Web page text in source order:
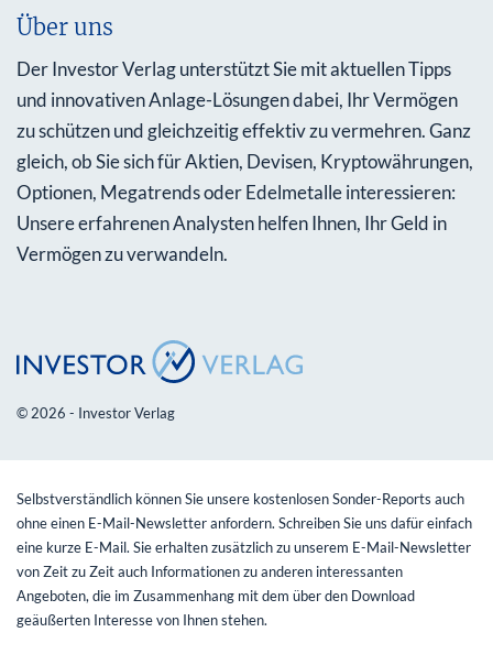
Über uns
Der Investor Verlag unterstützt Sie mit aktuellen Tipps
und innovativen Anlage-Lösungen dabei, Ihr Vermögen
zu schützen und gleichzeitig effektiv zu vermehren. Ganz
gleich, ob Sie sich für Aktien, Devisen, Kryptowährungen,
Optionen, Megatrends oder Edelmetalle interessieren:
Unsere erfahrenen Analysten helfen Ihnen, Ihr Geld in
Vermögen zu verwandeln.
© 2026 - Investor Verlag
Selbstverständlich können Sie unsere kostenlosen Sonder-Reports auch
ohne einen E-Mail-Newsletter anfordern. Schreiben Sie uns dafür einfach
eine kurze E-Mail. Sie erhalten zusätzlich zu unserem E-Mail-Newsletter
von Zeit zu Zeit auch Informationen zu anderen interessanten
Angeboten, die im Zusammenhang mit dem über den Download
geäußerten Interesse von Ihnen stehen.